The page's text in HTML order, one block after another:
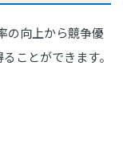
の向上から競争優
ことができます。